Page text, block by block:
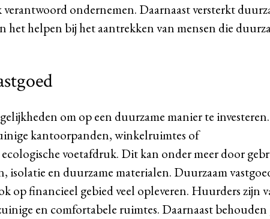
ondernemen. Daarnaast versterkt
het helpen bij het aantrekken van mensen die
om op een duurzame manier te
kantoorpanden, winkelruimtes of
voetafdruk. Dit kan onder meer door
isolatie en duurzame materialen. Duurzaam
op financieel gebied veel opleveren. Huurders zijn
en comfortabele ruimtes. Daarnaast behouden